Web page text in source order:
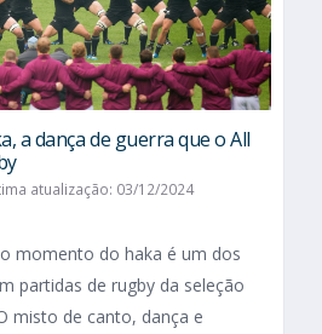
a dança de guerra que o All
atualização: 03/12/2024
momento do haka é um dos
partidas de rugby da seleção
misto de canto, dança e